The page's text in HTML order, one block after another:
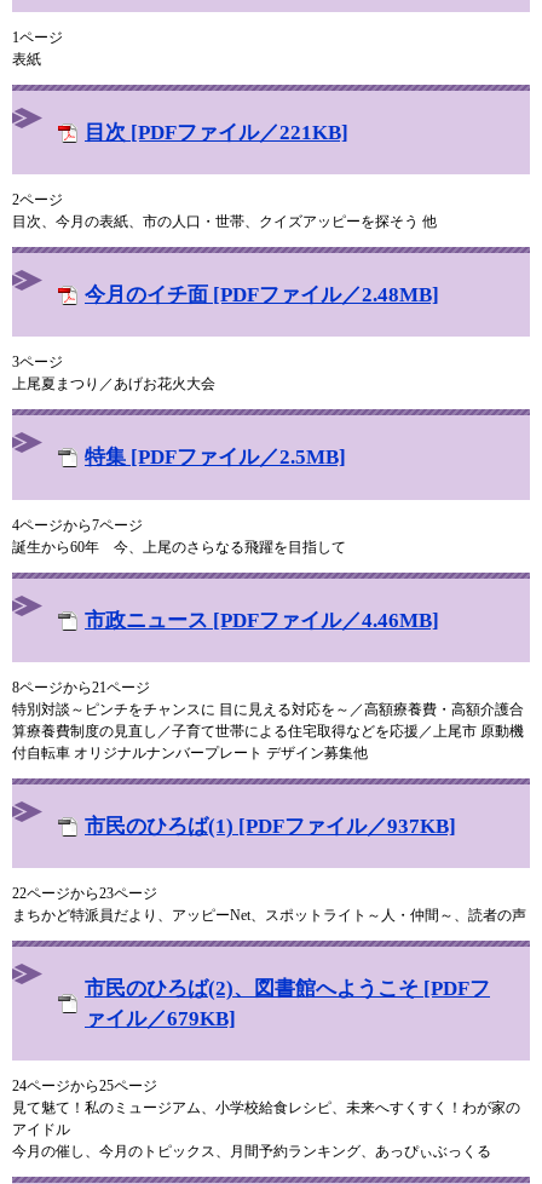
1ページ
表紙
目次 [PDFファイル／221KB]
2ページ
目次、今月の表紙、市の人口・世帯、クイズアッピーを探そう 他
今月のイチ面 [PDFファイル／2.48MB]
3ページ
上尾夏まつり／あげお花火大会
特集 [PDFファイル／2.5MB]
4ページから7ページ
誕生から60年 今、上尾のさらなる飛躍を目指して
市政ニュース [PDFファイル／4.46MB]
8ページから21ページ
特別対談～ピンチをチャンスに 目に見える対応を～／高額療養費・高額介護合
算療養費制度の見直し／子育て世帯による住宅取得などを応援／上尾市 原動機
付自転車 オリジナルナンバープレート デザイン募集他
市民のひろば(1) [PDFファイル／937KB]
22ページから23ページ
まちかど特派員だより、アッピーNet、スポットライト～人・仲間～、読者の声
市民のひろば(2)、図書館へようこそ [PDFフ
ァイル／679KB]
24ページから25ページ
見て魅て！私のミュージアム、小学校給食レシピ、未来へすくすく！わが家の
アイドル
今月の催し、今月のトピックス、月間予約ランキング、あっぴぃぶっくる